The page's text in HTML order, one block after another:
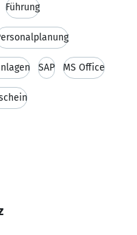
Führung
SAP MS Office